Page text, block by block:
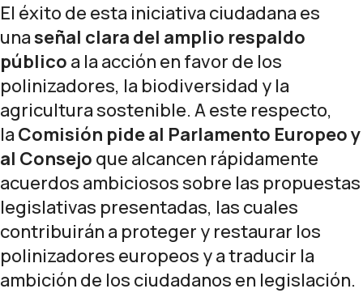
El éxito de esta iniciativa ciudadana es
unaseñal clara del amplio respaldo
público a la acción en favor de los
polinizadores, la biodiversidad y la
agricultura sostenible. A este respecto,
la Comisión pide al Parlamento Europeo y
al Consejo que alcancen rápidamente
acuerdos ambiciosos sobre las propuestas
legislativas presentadas, las cuales
contribuirán a proteger y restaurar los
polinizadores europeos y a traducir la
ambición de los ciudadanos en legislación.